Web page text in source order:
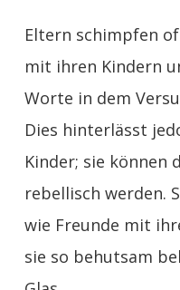
Eltern schimpfen
mit ihren Kindern
Worte in dem
Dies hinterlässt
Kinder; sie können
rebellisch werden.
wie Freunde mit
sie so behutsam